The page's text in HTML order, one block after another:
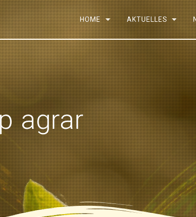
HOME AKTUELLES
agrar